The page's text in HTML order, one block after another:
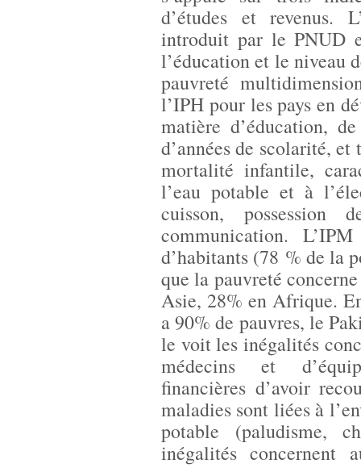
d’études et revenus.
introduit par le PNUD
l’éducation et le niveau
pauvreté
l’IPH pour les pays en
matière d’éducation,
d’années de scolarité,
mortalité infantile,
l’eau potable et à
cuisson,
communication.
d’habitants (78 % de la
que la pauvreté
Asie, 28% en Afrique.
a 90% de pauvres, le
le voit les inégalités
médecins et
financières d’avoir
maladies sont liées à
potable (paludisme,
inégalités concernent